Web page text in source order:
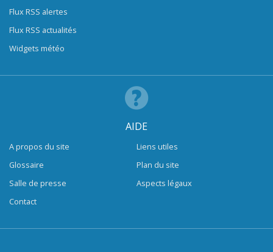
Flux RSS alertes
Flux RSS actualités
Widgets météo
AIDE
A propos du site
Glossaire
Salle de presse
Contact
Liens utiles
Plan du site
Aspects légaux